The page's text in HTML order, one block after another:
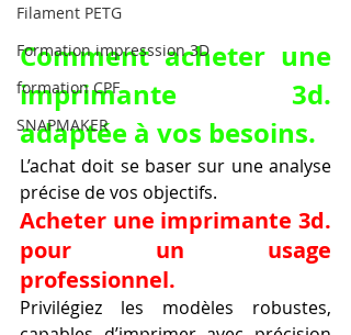
Filament PETG
Formation impresssion 3D
formation CPF
SNAPMAKER
Comment acheter une
imprimante 3d.
adaptée à vos besoins.
L’achat doit se baser sur une analyse
précise de vos objectifs.
Acheter une imprimante 3d.
pour un usage
professionnel.
Privilégiez les modèles robustes,